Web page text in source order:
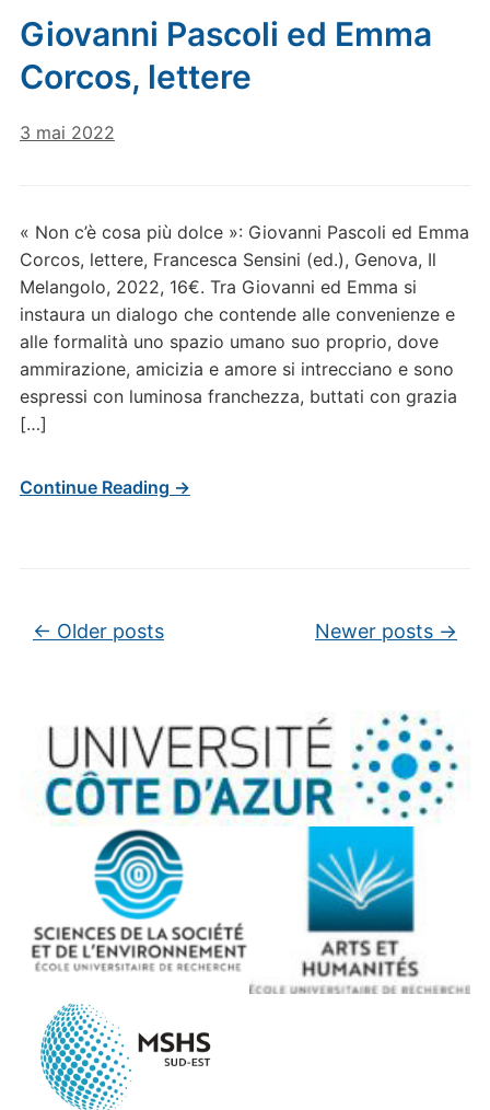
Giovanni Pascoli ed Emma
Corcos, lettere
3 mai 2022
« Non c’è cosa più dolce »: Giovanni Pascoli ed Emma
Corcos, lettere, Francesca Sensini (ed.), Genova, Il
Melangolo, 2022, 16€. Tra Giovanni ed Emma si
instaura un dialogo che contende alle convenienze e
alle formalità uno spazio umano suo proprio, dove
ammirazione, amicizia e amore si intrecciano e sono
espressi con luminosa franchezza, buttati con grazia
[…]
Continue Reading →
Post navigation
← Older posts Newer posts →